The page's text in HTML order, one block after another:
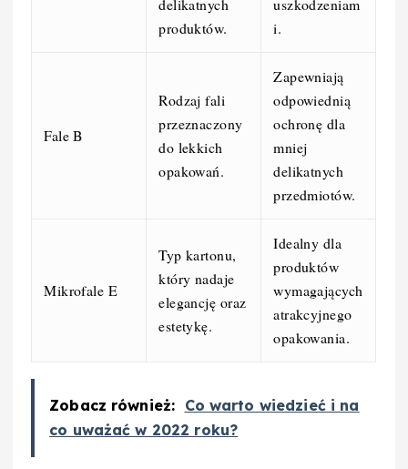
delikatnych
produktów.
uszkodzeniam
i.
Fale B
Rodzaj fali
przeznaczony
do lekkich
opakowań.
Zapewniają
odpowiednią
ochronę dla
mniej
delikatnych
przedmiotów.
Mikrofale E
Typ kartonu,
który nadaje
elegancję oraz
estetykę.
Idealny dla
produktów
wymagających
atrakcyjnego
opakowania.
Zobacz również: Co warto wiedzieć i na
co uważać w 2022 roku?